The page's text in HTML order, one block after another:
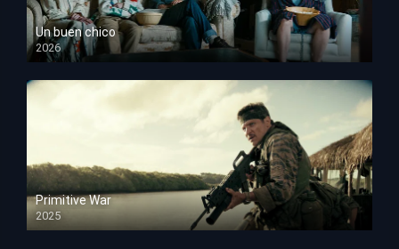
Un buen chico
2026
HD 1080p
Primitive War
2025
HD 1080p